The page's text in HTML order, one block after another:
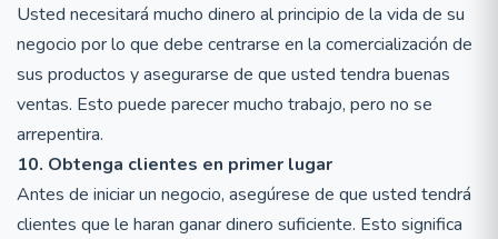
Usted necesitará mucho dinero al principio de la vida de su
negocio por lo que debe centrarse en la comercialización de
sus productos y asegurarse de que usted tendra buenas
ventas. Esto puede parecer mucho trabajo, pero no se
arrepentira.
10. Obtenga clientes en primer lugar
Antes de iniciar un negocio, asegúrese de que usted tendrá
clientes que le haran ganar dinero suficiente. Esto significa